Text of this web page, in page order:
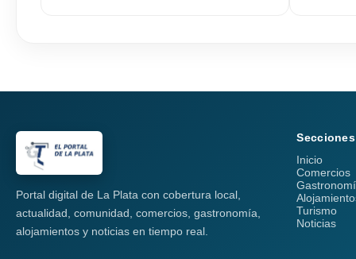
Portal digital de La Plata con cobertura local,
actualidad, comunidad, comercios, gastronomía,
alojamientos y noticias en tiempo real.
Secciones
Inicio
Comercios
Turismo
Noticias